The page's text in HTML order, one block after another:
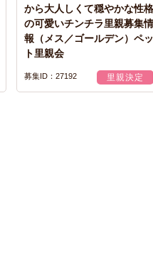
から大人しくて穏やかな性格
の可愛いチンチラ里親募集情
報（メス／ゴールデン）ペッ
ト里親会
募集ID：27192 里親決定